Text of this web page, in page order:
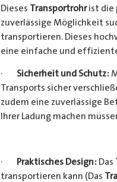
Dieses Transportrohrist die
zuverlässige Möglichkeit
transportieren. Dieses
eine einfache und
· Sicherheit und Schutz:
Transports sicher
zudem eine zuverlässige
Ihrer Ladung machen
· Praktisches Design: Das
transportieren kann (Das